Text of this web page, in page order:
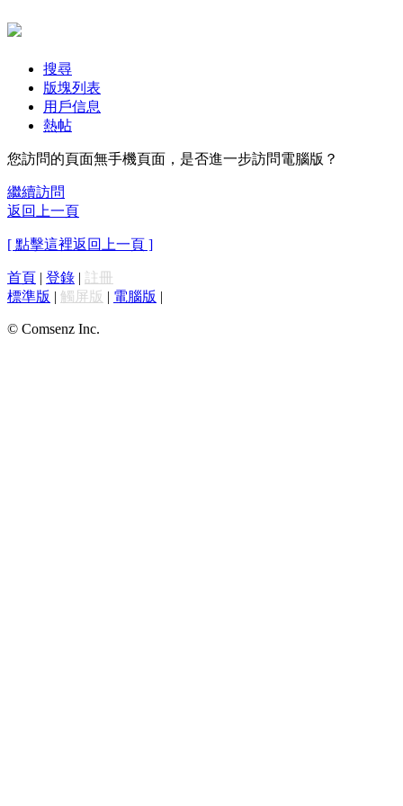
搜尋
版塊列表
用戶信息
熱帖
您訪問的頁面無手機頁面，是否進一步訪問電腦版？
繼續訪問
返回上一頁
[ 點擊這裡返回上一頁 ]
首頁 | 登錄 | 註冊
標準版 | 觸屏版 | 電腦版 |
© Comsenz Inc.